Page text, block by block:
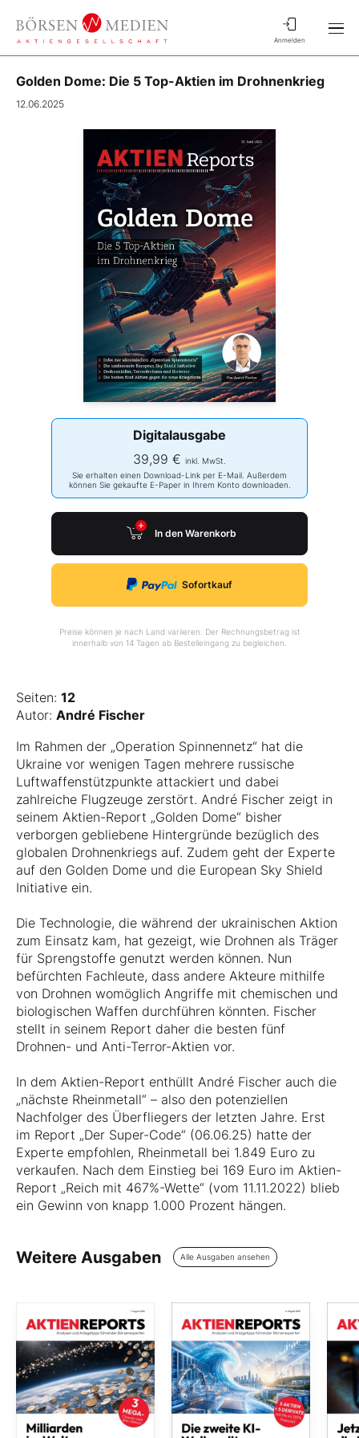
Anmelden
Golden Dome: Die 5 Top-Aktien im Drohnenkrieg
12.06.2025
Digitalausgabe
39,99 € inkl. MwSt.
Sie erhalten einen Download-Link per E-Mail. Außerdem
können Sie gekaufte E-Paper in Ihrem Konto downloaden.
In den Warenkorb
Sofortkauf
Preise können je nach Land variieren. Der Rechnungsbetrag ist
innerhalb von 14 Tagen ab Bestelleingang zu begleichen.
Seiten: 12
Autor: André Fischer
Im Rahmen der „Operation Spinnennetz“ hat die
Ukraine vor wenigen Tagen mehrere russische
Luftwaffenstützpunkte attackiert und dabei
zahlreiche Flugzeuge zerstört. André Fischer zeigt in
seinem Aktien-Report „Golden Dome“ bisher
verborgen gebliebene Hintergründe bezüglich des
globalen Drohnenkriegs auf. Zudem geht der Experte
auf den Golden Dome und die European Sky Shield
Initiative ein.
Die Technologie, die während der ukrainischen Aktion
zum Einsatz kam, hat gezeigt, wie Drohnen als Träger
für Sprengstoffe genutzt werden können. Nun
befürchten Fachleute, dass andere Akteure mithilfe
von Drohnen womöglich Angriffe mit chemischen und
biologischen Waffen durchführen könnten. Fischer
stellt in seinem Report daher die besten fünf
Drohnen- und Anti-Terror-Aktien vor.
In dem Aktien-Report enthüllt André Fischer auch die
„nächste Rheinmetall“ – also den potenziellen
Nachfolger des Überfliegers der letzten Jahre. Erst
im Report „Der Super-Code“ (06.06.25) hatte der
Experte empfohlen, Rheinmetall bei 1.849 Euro zu
verkaufen. Nach dem Einstieg bei 169 Euro im Aktien-
Report „Reich mit 467%-Wette“ (vom 11.11.2022) blieb
ein Gewinn von knapp 1.000 Prozent hängen.
Weitere Ausgaben Alle Ausgaben ansehen